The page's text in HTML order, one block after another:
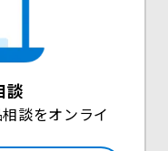
談
談をオンライ